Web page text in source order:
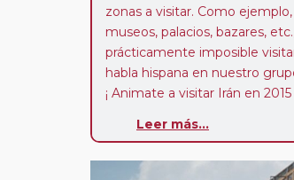
zonas a visitar. Como
museos, palacios, bazares,
prácticamente imposible
habla hispana en nuestro
¡ Animate a visitar Irán en 2015
Leer más...